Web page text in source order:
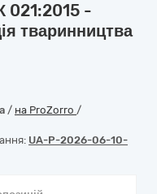
021:2015 -
тваринництва
/ на ProZorro /
UA-P-2026-06-10-